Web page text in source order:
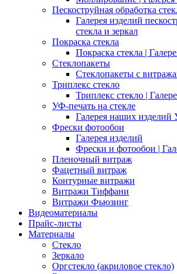
Пескоструйная обработка
Галерея изделий
стекла и зеркал
Покраска стекла
Покраска стекла |
Стеклопакеты
Стеклопакеты с
Триплекс стекло
Триплекс стекло |
УФ-печать на стекле
Галерея наших
Фрески фотообои
Галерея изделий
Фрески и фотообои |
Пленочный витраж
Фацетный витраж
Контурные витражи
Витражи Тиффани
Витражи Фьюзинг
Видеоматериалы
Прайс-листы
Материалы
Стекло
Зеркало
Оргстекло (акриловое стекло)